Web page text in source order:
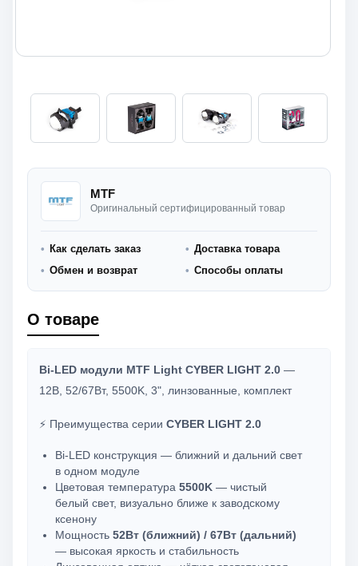
MTF
Оригинальный сертифицированный товар
Как сделать заказ
Доставка товара
Обмен и возврат
Способы оплаты
О товаре
Bi-LED модули MTF Light CYBER LIGHT 2.0 —
12В, 52/67Вт, 5500K, 3", линзованные, комплект
⚡ Преимущества серии CYBER LIGHT 2.0
Bi-LED конструкция — ближний и дальний свет
в одном модуле
Цветовая температура 5500K — чистый
белый свет, визуально ближе к заводскому
ксенону
Мощность 52Вт (ближний) / 67Вт (дальний)
— высокая яркость и стабильность